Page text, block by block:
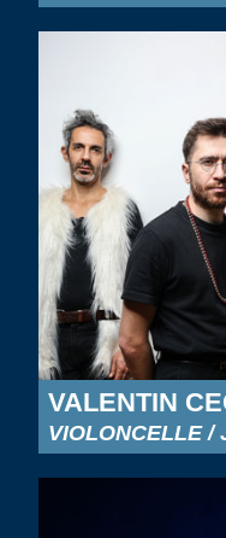
VALENTIN
VIOLONCELLE /